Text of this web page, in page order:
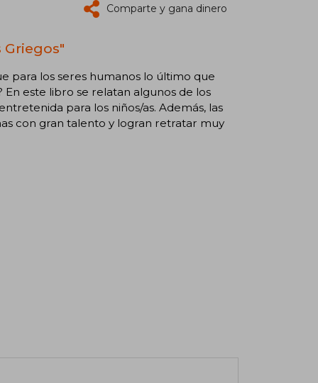
Comparte y gana dinero
para los seres humanos lo último que
En este libro se relatan algunos de los
para los niños/as. Además, las
con gran talento y logran retratar muy